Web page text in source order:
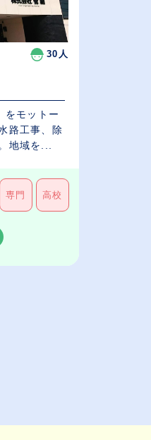
30人
をモットー
路工事、除
地域を...
専門 高校